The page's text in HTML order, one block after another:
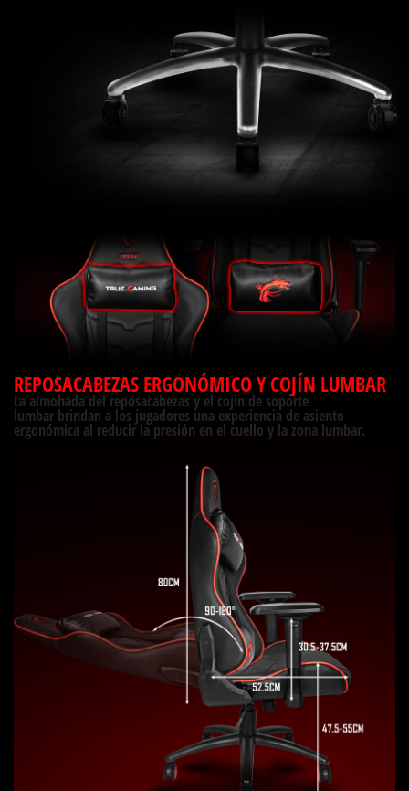
REPOSACABEZAS ERGONÓMICO Y COJÍN LUMBAR
La almohada del reposacabezas y el cojín de soporte
lumbar brindan a los jugadores una experiencia de asiento
ergonómica al reducir la presión en el cuello y la zona lumbar.